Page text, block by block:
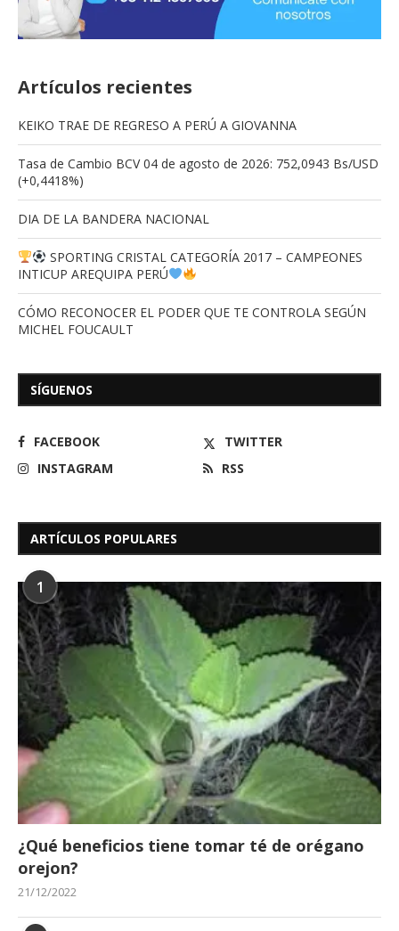
Artículos recientes
KEIKO TRAE DE REGRESO A PERÚ A GIOVANNA
Tasa de Cambio BCV 04 de agosto de 2026: 752,0943 Bs/USD
(+0,4418%)
DIA DE LA BANDERA NACIONAL
SPORTING CRISTAL CATEGORÍA 2017 – CAMPEONES
INTICUP AREQUIPA PERÚ
CÓMO RECONOCER EL PODER QUE TE CONTROLA SEGÚN
MICHEL FOUCAULT
SÍGUENOS
FACEBOOK
TWITTER
INSTAGRAM
RSS
ARTÍCULOS POPULARES
1
¿Qué beneficios tiene tomar té de orégano
orejon?
21/12/2022